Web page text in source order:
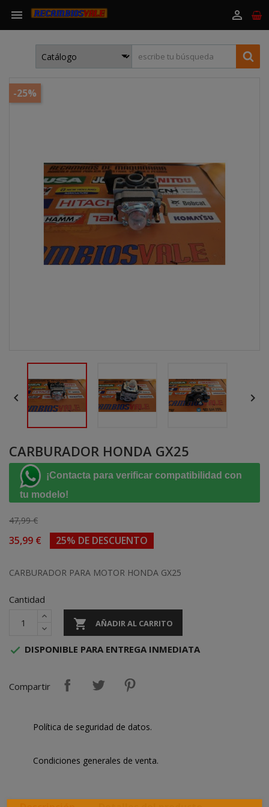
 
-25%
 
CARBURADOR HONDA GX25
¡Contacta para verificar compatibilidad con
tu modelo!
47,99 €
35,99 € 25% DE DESCUENTO
CARBURADOR PARA MOTOR HONDA GX25
Cantidad
 AÑADIR AL CARRITO
 DISPONIBLE PARA ENTREGA INMEDIATA
Compartir
Política de seguridad de datos.
Condiciones generales de venta.